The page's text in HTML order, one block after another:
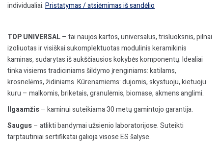
individualiai.Pristatymas / atsiėmimas iš sandėlio
TOP UNIVERSAL– tai naujos kartos, universalus, trisluoksnis, pilnai
izoliuotas ir visiškai sukomplektuotas modulinis keramikinis
kaminas, sudarytas iš aukščiausios kokybės komponentų. Idealiai
tinka visiems tradiciniams šildymo įrenginiams: katilams,
krosnelėms, židiniams. Kūrenamiems: dujomis, skystuoju, kietuoju
kuru – malkomis, briketais, granulėmis, biomase, akmens anglimi.
Ilgaamžis– kaminui suteikiama 30 metų gamintojo garantija.
Saugus– atlikti bandymai užsienio laboratorijose. Suteikti
tarptautiniai sertifikatai galioja visose ES šalyse.